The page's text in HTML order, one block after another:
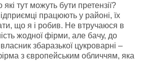
тут можуть бути претензії?
працюють у районі, їх
що я і робив. Не втручаюся в
жодної фірми, але бачу, до
збаразької цукроварні –
з європейським обличчям, яка